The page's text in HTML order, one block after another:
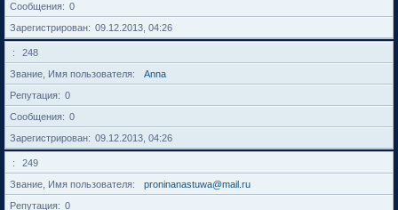
Сообщения
0
Зарегистрирован
09.12.2013, 04:26
248
Звание, Имя пользователя
Anna
Репутация
0
Сообщения
0
Зарегистрирован
09.12.2013, 04:26
249
Звание, Имя пользователя
proninanastuwa@mail.ru
Репутация
0